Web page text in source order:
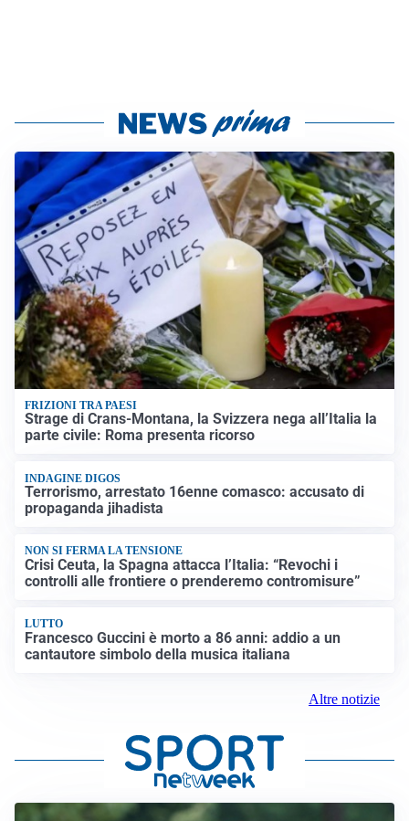
FRIZIONI TRA PAESI
Strage di Crans-Montana, la Svizzera nega all’Italia la
parte civile: Roma presenta ricorso
INDAGINE DIGOS
Terrorismo, arrestato 16enne comasco: accusato di
propaganda jihadista
NON SI FERMA LA TENSIONE
Crisi Ceuta, la Spagna attacca l’Italia: “Revochi i
controlli alle frontiere o prenderemo contromisure”
LUTTO
Francesco Guccini è morto a 86 anni: addio a un
cantautore simbolo della musica italiana
Altre notizie